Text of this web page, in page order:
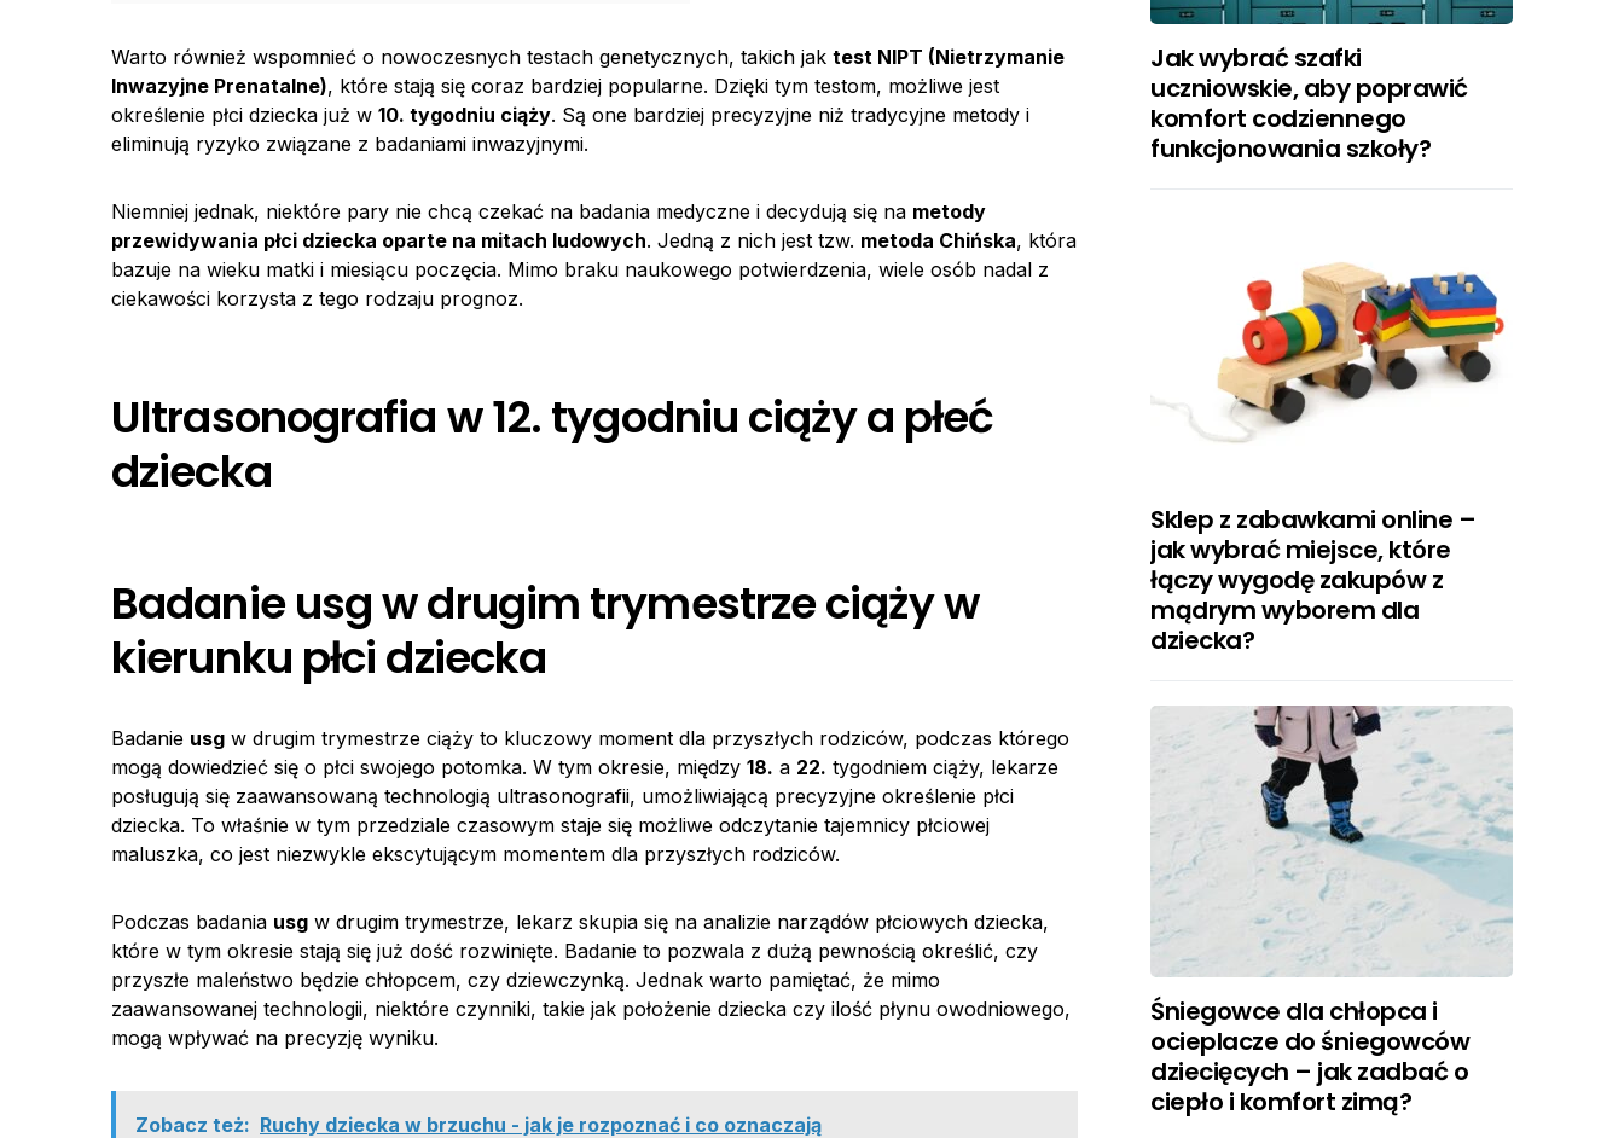
Warto również wspomnieć o nowoczesnych testach genetycznych, takich jak test NIPT (Nietrzymanie
Inwazyjne Prenatalne), które stają się coraz bardziej popularne. Dzięki tym testom, możliwe jest
określenie płci dziecka już w 10. tygodniu ciąży. Są one bardziej precyzyjne niż tradycyjne metody i
eliminują ryzyko związane z badaniami inwazyjnymi.
Niemniej jednak, niektóre pary nie chcą czekać na badania medyczne i decydują się na metody
przewidywania płci dziecka oparte na mitach ludowych. Jedną z nich jest tzw. metoda Chińska, która
bazuje na wieku matki i miesiącu poczęcia. Mimo braku naukowego potwierdzenia, wiele osób nadal z
ciekawości korzysta z tego rodzaju prognoz.
Ultrasonografia w 12. tygodniu ciąży a płeć
dziecka
Badanie usg w drugim trymestrze ciąży w
kierunku płci dziecka
Badanie usg w drugim trymestrze ciąży to kluczowy moment dla przyszłych rodziców, podczas którego
mogą dowiedzieć się o płci swojego potomka. W tym okresie, między 18. a 22. tygodniem ciąży, lekarze
posługują się zaawansowaną technologią ultrasonografii, umożliwiającą precyzyjne określenie płci
dziecka. To właśnie w tym przedziale czasowym staje się możliwe odczytanie tajemnicy płciowej
maluszka, co jest niezwykle ekscytującym momentem dla przyszłych rodziców.
Podczas badania usg w drugim trymestrze, lekarz skupia się na analizie narządów płciowych dziecka,
które w tym okresie stają się już dość rozwinięte. Badanie to pozwala z dużą pewnością określić, czy
przyszłe maleństwo będzie chłopcem, czy dziewczynką. Jednak warto pamiętać, że mimo
zaawansowanej technologii, niektóre czynniki, takie jak położenie dziecka czy ilość płynu owodniowego,
mogą wpływać na precyzję wyniku.
Zobacz też: Ruchy dziecka w brzuchu - jak je rozpoznać i co oznaczają
Jak wybrać szafki
uczniowskie, aby poprawić
komfort codziennego
funkcjonowania szkoły?
Sklep z zabawkami online –
jak wybrać miejsce, które
łączy wygodę zakupów z
mądrym wyborem dla
dziecka?
Śniegowce dla chłopca i
ocieplacze do śniegowców
dziecięcych – jak zadbać o
ciepło i komfort zimą?